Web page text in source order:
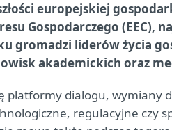
europejskiej
Gospodarczego (EEC),
gromadzi liderów życia
akademickich oraz
platformy dialogu, wymiany
regulacyjne czy